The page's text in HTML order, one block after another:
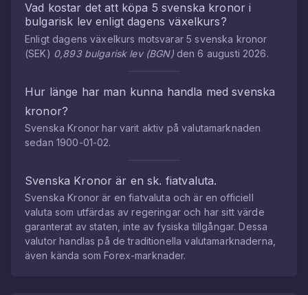
Vad kostar det att köpa 5 svenska kronor i
bulgarisk levenligt dagens växelkurs?
Enligt dagens växelkurs motsvarar5svenska kronor
(SEK) 0,893 bulgarisk lev(BGN)den6 augusti 2026.
Hur länge har man kunna handla medsvenska
kronor?
Svenska Kronor har varit aktiv på valutamarknaden
sedan 1900-01-02.
Svenska Kronor är en sk. fiatvaluta.
Svenska Kronor är en fiatvaluta och är en officiell
valuta som utfärdas av regeringar och har sitt värde
garanterat av staten, inte av fysiska tillgångar. Dessa
valutor handlas på de traditionella valutamarknaderna,
även kända som Forex-marknader.